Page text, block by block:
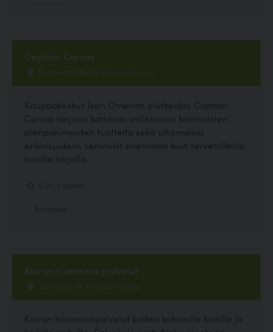
Captain Corvus
Suomenlahdentie 1, Espoo, Espoo
Kauppakeskus Ison Omenan olutkeidas Captain
Corvus tarjoaa kattavan valikoiman kotimaisten
pienpanimoiden tuotteita sekä ulkomaisia
erikoisuuksia. Lemmikit enemmän kuin tervetulleita,
koirille tarjolla...
Koiran trimmaus palvelut
Terveystie 18, Hollola, Hollola
Koiran trimmauspalvelut kaiken kokoisille koirille ja